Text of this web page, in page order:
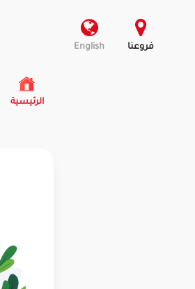
فروعنا English
الرئيسية
(current)